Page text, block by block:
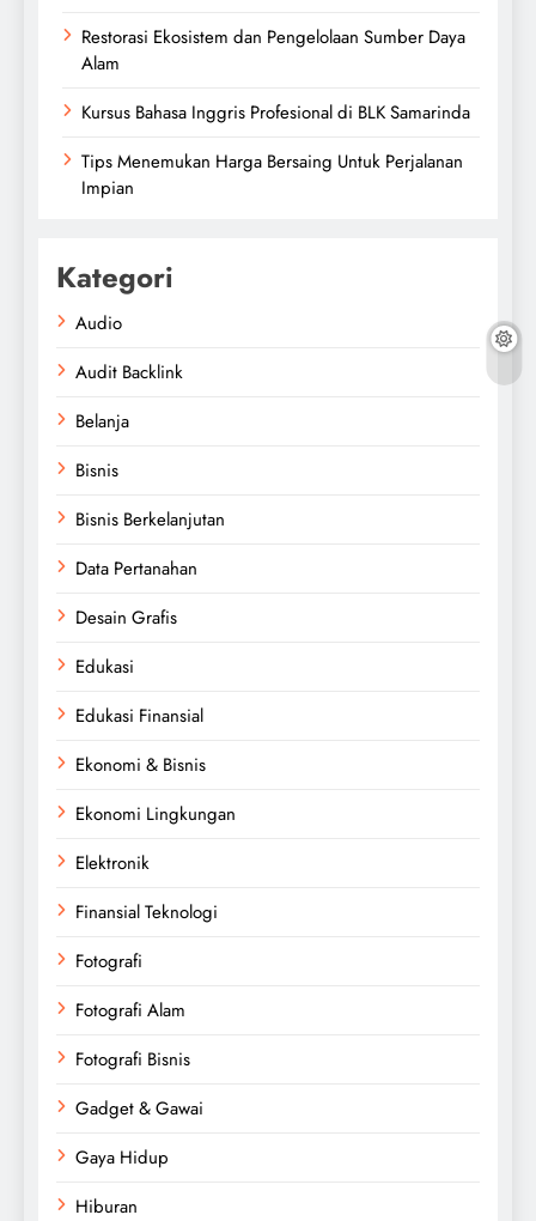
Restorasi Ekosistem dan Pengelolaan Sumber Daya
Alam
Kursus Bahasa Inggris Profesional di BLK Samarinda
Tips Menemukan Harga Bersaing Untuk Perjalanan
Impian
Kategori
Audio
Audit Backlink
Belanja
Bisnis
Bisnis Berkelanjutan
Data Pertanahan
Desain Grafis
Edukasi
Edukasi Finansial
Ekonomi & Bisnis
Ekonomi Lingkungan
Elektronik
Finansial Teknologi
Fotografi
Fotografi Alam
Fotografi Bisnis
Gadget & Gawai
Gaya Hidup
Hiburan